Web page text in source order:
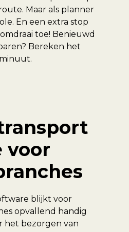
Maar als planner
En een extra stop
toe! Benieuwd
Bereken het
voor
blijkt voor
opvallend handig
het bezorgen van